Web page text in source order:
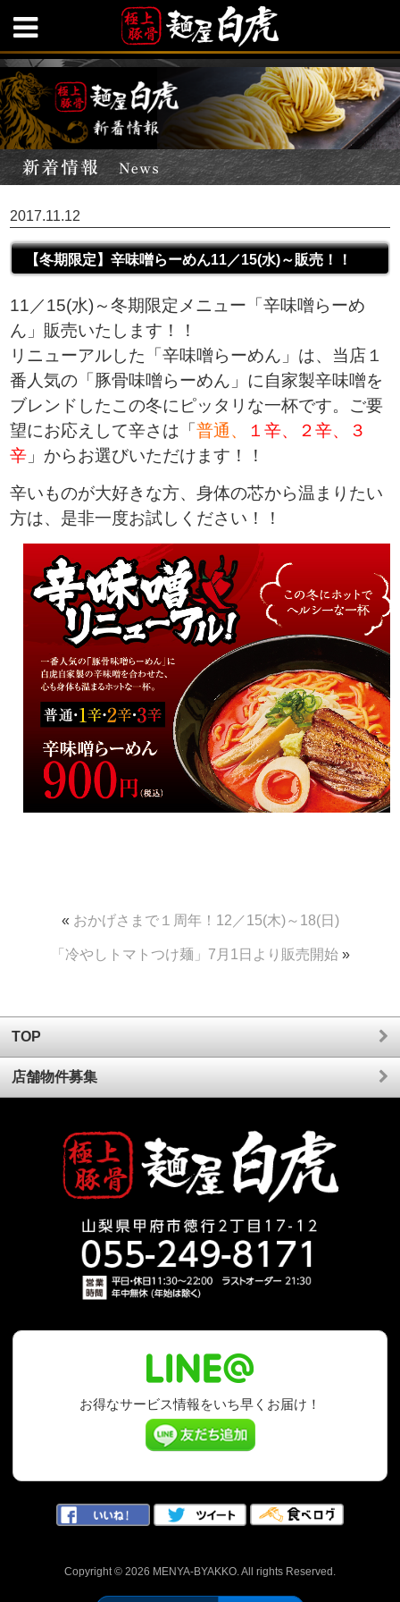
2017.11.12
【冬期限定】辛味噌らーめん11／15(水)～販売！！
11／15(水)～冬期限定メニュー「辛味噌らーめ
ん」販売いたします！！
リニューアルした「辛味噌らーめん」は、当店１
番人気の「豚骨味噌らーめん」に自家製辛味噌を
ブレンドしたこの冬にピッタリな一杯です。ご要
望にお応えして辛さは「普通、 １辛、２辛、３
辛 」からお選びいただけます！！
辛いものが大好きな方、身体の芯から温まりたい
方は、是非一度お試しください！！
« おかげさまで１周年！12／15(木)～18(日)
「冷やしトマトつけ麺」7月1日より販売開始»
TOP
店舗物件募集
お得なサービス情報をいち早くお届け！
Copyright © 2026 MENYA-BYAKKO. All rights Reserved.